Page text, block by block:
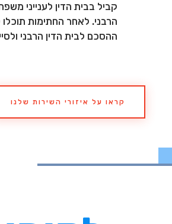
קביל בבית הדין לענייני
הרבני. לאחר החתימות
ההסכם לבית הדין הרבני
קראו על איזורי השירות שלנו